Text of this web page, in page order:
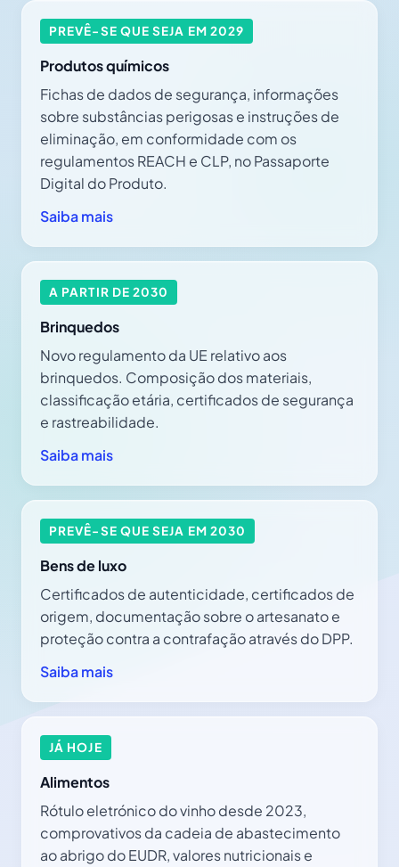
PREVÊ-SE QUE SEJA EM 2029
Produtos químicos
Fichas de dados de segurança, informações
sobre substâncias perigosas e instruções de
eliminação, em conformidade com os
regulamentos REACH e CLP, no Passaporte
Digital do Produto.
Saiba mais
A PARTIR DE 2030
Brinquedos
Novo regulamento da UE relativo aos
brinquedos. Composição dos materiais,
classificação etária, certificados de segurança
e rastreabilidade.
Saiba mais
PREVÊ-SE QUE SEJA EM 2030
Bens de luxo
Certificados de autenticidade, certificados de
origem, documentação sobre o artesanato e
proteção contra a contrafação através do DPP.
Saiba mais
JÁ HOJE
Alimentos
Rótulo eletrónico do vinho desde 2023,
comprovativos da cadeia de abastecimento
ao abrigo do EUDR, valores nutricionais e